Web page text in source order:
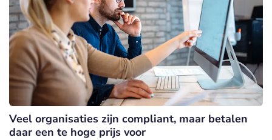
Veel organisaties zijn compliant, maar betalen
daar een te hoge prijs voor